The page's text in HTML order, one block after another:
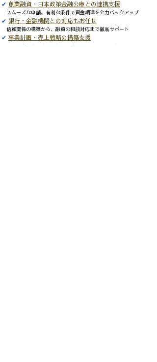
✔ 創業融資・日本政策金融公庫との連携支援
スムーズな申請、有利な条件で資金調達を全力バックアップ
✔ 銀行・金融機関との対応もお任せ
信頼関係の構築から、融資の相談対応まで徹底サポート
✔ 事業計画・売上戦略の構築支援